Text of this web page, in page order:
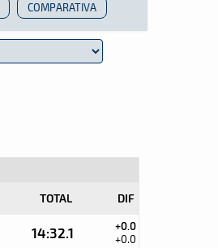
COMPARATIVA
TOTAL DIF
14:32.1 +0.0
+0.0